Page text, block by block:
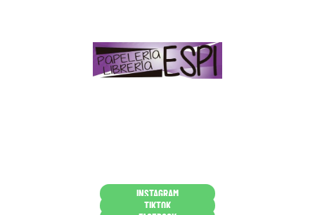
INSTAGRAM
TIKTOK